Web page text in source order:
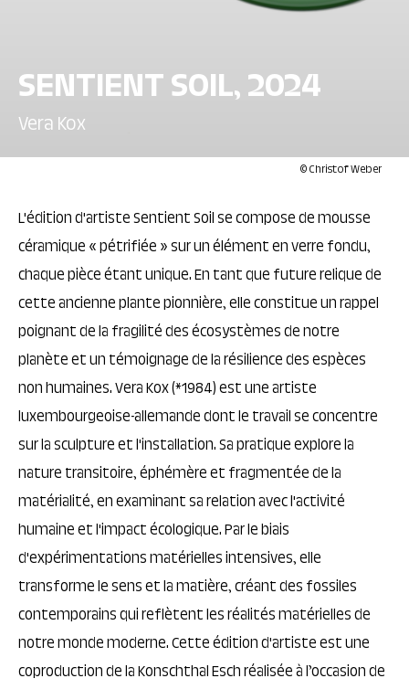
SENTIENT SOIL, 2024
Vera Kox
© Christof Weber
L'édition d'artiste Sentient Soil se compose de mousse
céramique « pétrifiée » sur un élément en verre fondu,
chaque pièce étant unique. En tant que future relique de
cette ancienne plante pionnière, elle constitue un rappel
poignant de la fragilité des écosystèmes de notre
planète et un témoignage de la résilience des espèces
non humaines. Vera Kox (*1984) est une artiste
luxembourgeoise-allemande dont le travail se concentre
sur la sculpture et l'installation. Sa pratique explore la
nature transitoire, éphémère et fragmentée de la
matérialité, en examinant sa relation avec l'activité
humaine et l'impact écologique. Par le biais
d'expérimentations matérielles intensives, elle
transforme le sens et la matière, créant des fossiles
contemporains qui reflètent les réalités matérielles de
notre monde moderne. Cette édition d'artiste est une
coproduction de la Konschthal Esch réalisée à l’occasion de